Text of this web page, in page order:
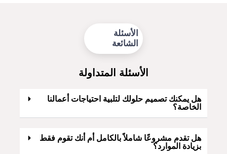
الأسئلة
الشائعة
الأسئلة المتداولة
هل يمكنك تصميم حلولك لتلبية احتياجات أعمالنا
الخاصة؟
هل تقدم مشروعًا شاملاً بالكامل أم أنك تقوم فقط
بزيادة الموارد؟